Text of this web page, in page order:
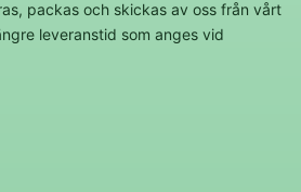
packas och skickas av oss från vårt
leveranstid som anges vid